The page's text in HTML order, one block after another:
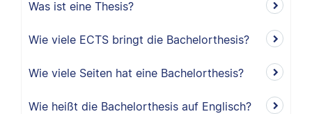
Was ist eine Thesis?
Wie viele ECTS bringt die Bachelorthesis?
Wie viele Seiten hat eine Bachelorthesis?
Wie heißt die Bachelorthesis auf Englisch?